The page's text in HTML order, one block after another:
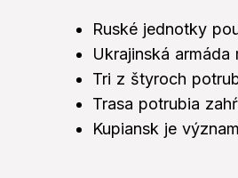
Ruské jednotky
Ukrajinská
Tri z štyroch
Trasa potrubia
Kupiansk je